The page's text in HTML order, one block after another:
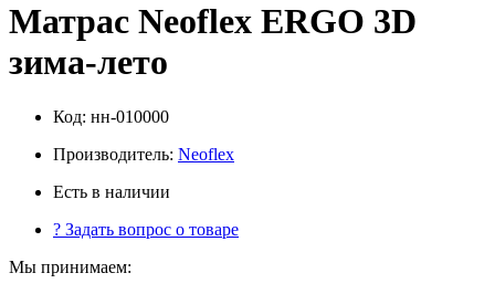
Матрас Neoflex ERGO 3D
зима-лето
Код: нн-010000
Производитель: Neoflex
Есть в наличии
? Задать вопрос о товаре
Мы принимаем: